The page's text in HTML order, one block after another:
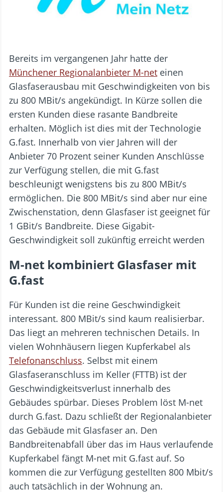
Bereits im vergangenen Jahr hatte der
Münchener Regionalanbieter M-net einen
Glasfaserausbau mit Geschwindigkeiten von bis
zu 800 MBit/s angekündigt. In Kürze sollen die
ersten Kunden diese rasante Bandbreite
erhalten. Möglich ist dies mit der Technologie
G.fast. Innerhalb von vier Jahren will der
Anbieter 70 Prozent seiner Kunden Anschlüsse
zur Verfügung stellen, die mit G.fast
beschleunigt wenigstens bis zu 800 MBit/s
ermöglichen. Die 800 MBit/s sind aber nur eine
Zwischenstation, denn Glasfaser ist geeignet für
1 GBit/s Bandbreite. Diese Gigabit-
Geschwindigkeit soll zukünftig erreicht werden
M-net kombiniert Glasfaser mit
G.fast
Für Kunden ist die reine Geschwindigkeit
interessant. 800 MBit/s sind kaum realisierbar.
Das liegt an mehreren technischen Details. In
vielen Wohnhäusern liegen Kupferkabel als
Telefonanschluss. Selbst mit einem
Glasfaseranschluss im Keller (FTTB) ist der
Geschwindigkeitsverlust innerhalb des
Gebäudes spürbar. Dieses Problem löst M-net
durch G.fast. Dazu schließt der Regionalanbieter
das Gebäude mit Glasfaser an. Den
Bandbreitenabfall über das im Haus verlaufende
Kupferkabel fängt M-net mit G.fast auf. So
kommen die zur Verfügung gestellten 800 Mbit/s
auch tatsächlich in der Wohnung an.